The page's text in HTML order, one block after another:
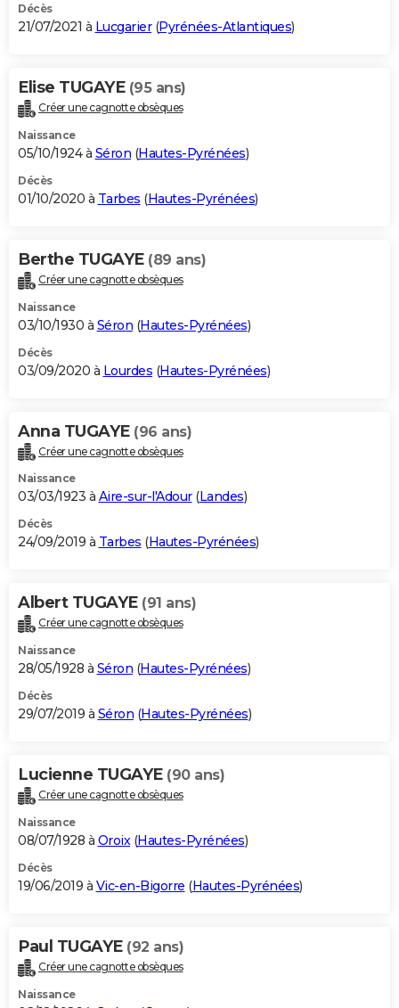
Décès
21/07/2021 à Lucgarier(Pyrénées-Atlantiques)
Elise TUGAYE (95 ans)
Créer une cagnotte obsèques
Naissance
05/10/1924 à Séron (Hautes-Pyrénées)
Décès
01/10/2020 à Tarbes (Hautes-Pyrénées)
Berthe TUGAYE (89 ans)
Créer une cagnotte obsèques
Naissance
03/10/1930 à Séron (Hautes-Pyrénées)
Décès
03/09/2020 à Lourdes (Hautes-Pyrénées)
Anna TUGAYE (96 ans)
Créer une cagnotte obsèques
Naissance
03/03/1923 à Aire-sur-l'Adour(Landes)
Décès
24/09/2019 à Tarbes (Hautes-Pyrénées)
Albert TUGAYE (91 ans)
Créer une cagnotte obsèques
Naissance
28/05/1928 à Séron (Hautes-Pyrénées)
Décès
29/07/2019 à Séron (Hautes-Pyrénées)
Lucienne TUGAYE (90 ans)
Créer une cagnotte obsèques
Naissance
08/07/1928 à Oroix(Hautes-Pyrénées)
Décès
19/06/2019 à Vic-en-Bigorre (Hautes-Pyrénées)
Paul TUGAYE (92 ans)
Créer une cagnotte obsèques
Naissance